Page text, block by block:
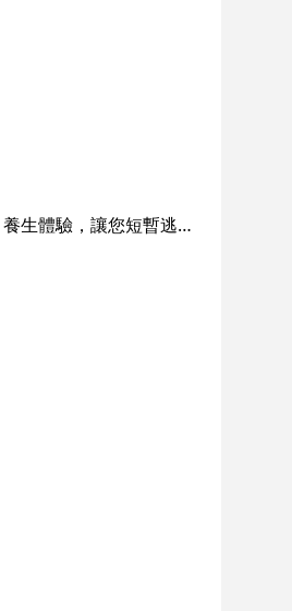
沐館 moood massage位於尖沙咀、簡約日式風格的沐館為大家帶來舒適嘅按摩、足浴、養生體驗，讓您短暫逃離繁忙都市生活，適時放慢生活步調，讓頭腦與情感回到平衡，感覺煥然一新，恢復能量。 沐館 moood massage擁有2000呎的舒適空間，以「地、水、風、火」元素，設雙人房和單人房。完成理療後更奉上純天然工藝製成的養生花茶和小食，作完美的總結。 人氣項目： 【全面恢復 Refreshment 】 養生套裝 ·熱療排毒汗蒸足浴桶 40 mins ·足底穴位按摩 50 mins ·頭肩頸按摩 10 mins 係試業期間，我地會為尊貴嘅您地提供9折優惠，優惠直至11月20日！